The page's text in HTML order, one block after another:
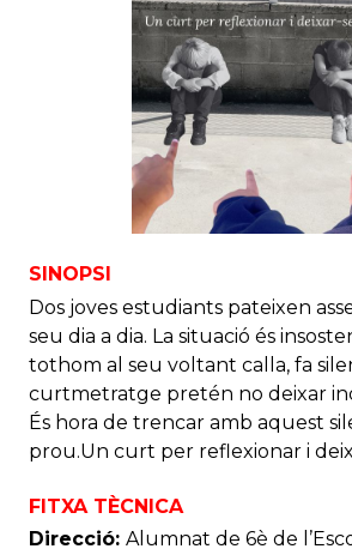
SINOPSI
Dos joves estudiants pateixen
seu dia a dia. La situació és
tothom al seu voltant calla, fa
curtmetratge pretén no deixar
És hora de trencar amb aquest
prou.Un curt per reflexionar i
FITXA TÈCNICA
Direcció: Alumnat de 6è de